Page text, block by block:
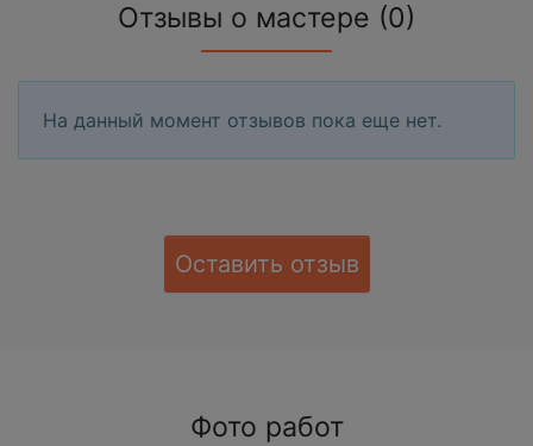
Отзывы о мастере (0)
На данный момент отзывов пока еще нет.
Оставить отзыв
Фото работ